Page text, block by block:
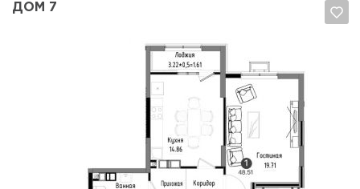
ДОМ 7
Да, удалить Отмена